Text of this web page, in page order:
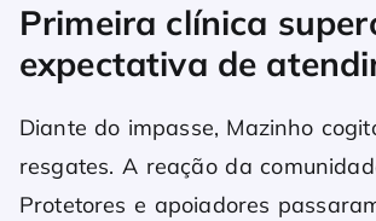
Primeira clínica
expectativa de
Diante do impasse, Mazinho
resgates. A reação da
Protetores e apoiadores